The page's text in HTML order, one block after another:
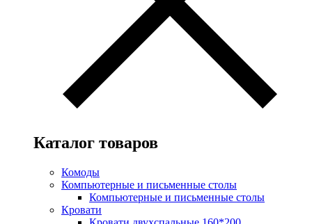
Каталог товаров
Комоды
Компьютерные и письменные столы
Компьютерные и письменные столы
Кровати